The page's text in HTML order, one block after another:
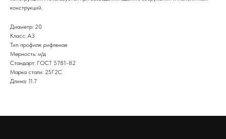
конструкций.
Диаметр: 20
Класс: А3
Тип профиля: рифленая
Мерность: м/д
Стандарт: ГОСТ 5781-82
Марка стали: 25Г2С
Длина: 11.7